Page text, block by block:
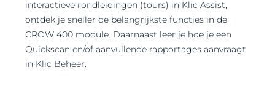
interactieve rondleidingen (tours) in Klic Assist,
ontdek je sneller de belangrijkste functies in de
CROW 400 module. Daarnaast leer je hoe je een
Quickscan en/of aanvullende rapportages aanvraagt
in Klic Beheer.